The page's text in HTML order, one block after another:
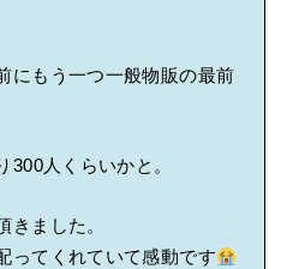
にもう一つ一般物販の最前
300人くらいかと。
きました。
ってくれていて感動です